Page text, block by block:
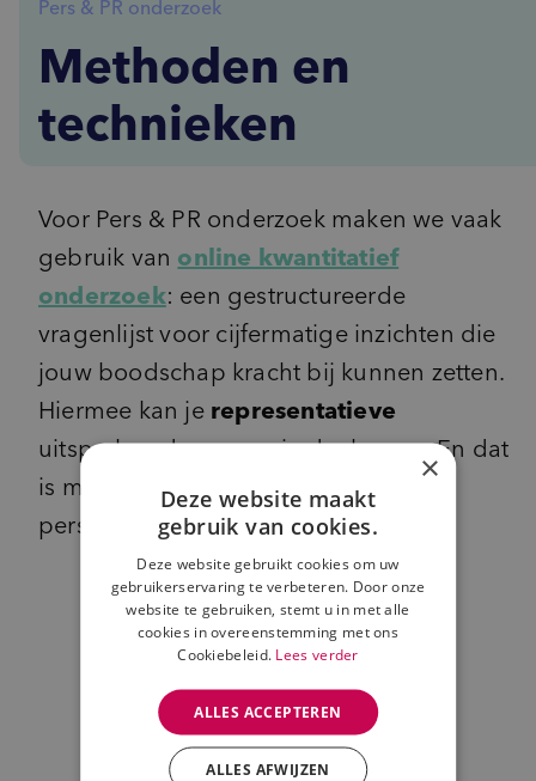
Methoden en
technieken
Pers & PR onderzoek
Voor Pers & PR onderzoek maken we vaak
gebruik van online kwantitatief
onderzoek: een gestructureerde
vragenlijst voor cijfermatige inzichten die
jouw boodschap kracht bij kunnen zetten.
Hiermee kan je representatieve
uitspraken doen over je doelgroep. En dat
is meestal een voorwaarde om een
persbericht gepubliceerd te krijgen.
×
Deze website maakt
gebruik van cookies.
Deze website gebruikt cookies om uw
gebruikerservaring te verbeteren. Door onze
website te gebruiken, stemt u in met alle
cookies in overeenstemming met ons
Cookiebeleid. Lees verder
ALLES ACCEPTEREN
ALLES AFWIJZEN